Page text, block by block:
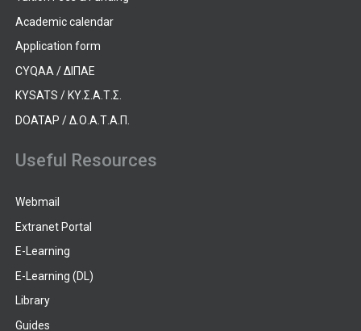
Academic calendar
Application form
CYQAA / ΔΙΠΑΕ
KYSATS / ΚΥ.Σ.Α.Τ.Σ.
DOATAP / Δ.Ο.Α.Τ.Α.Π.
Useful Resources
Webmail
Extranet Portal
E-Learning
E-Learning (DL)
Library
Guides